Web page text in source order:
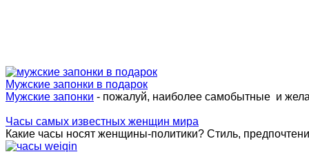
Мужские запонки в подарок
Мужские запонки - пожалуй, наиболее самобытные и
Часы самых известных женщин мира
Какие часы носят женщины-политики? Стиль,